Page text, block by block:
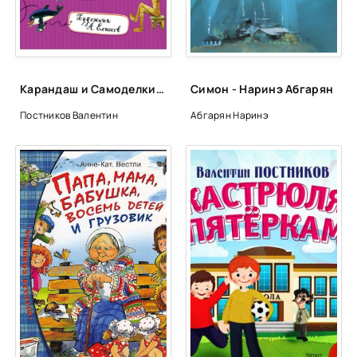
Карандаш и Самоделкин в стране Пирамид - Валентин Постников
Постников Валентин
Симон - Наринэ Абгарян
Абгарян Наринэ